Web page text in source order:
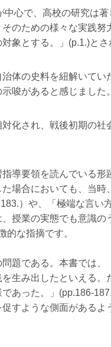
心で、高校の研究は
のための様々な実践
象とする。」(p.1.)とさ
体の史料を紐解いて
唆があると感じました。
化され、戦後初期の
導要領を読んでいる
場合においても、当
）や、「極端な言い
授業の実態でも意識
的な指摘です。
題である。本書では
生み出したといえる
あった。」(pp.186-
すような側面があるよ